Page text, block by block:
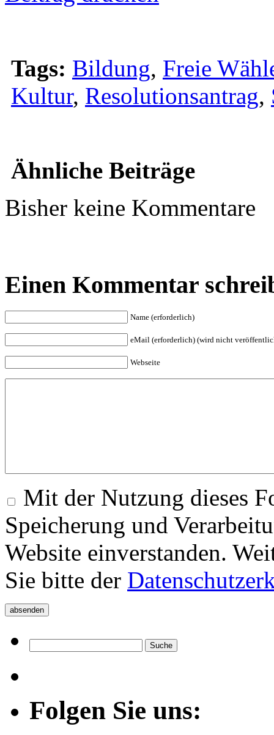
Tags: Bildung, Freie
Kultur, Resolutionsantrag,
Ähnliche Beiträge
Bisher keine Kommentare
Einen Kommentar
Name (erforderlich)
eMail (erforderlich) (wird nicht
Webseite
Mit der Nutzung dieses
Speicherung und
Website einverstanden.
Sie bitte der
Folgen Sie uns: